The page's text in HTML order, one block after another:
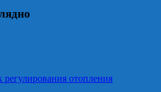
регулирования отопления